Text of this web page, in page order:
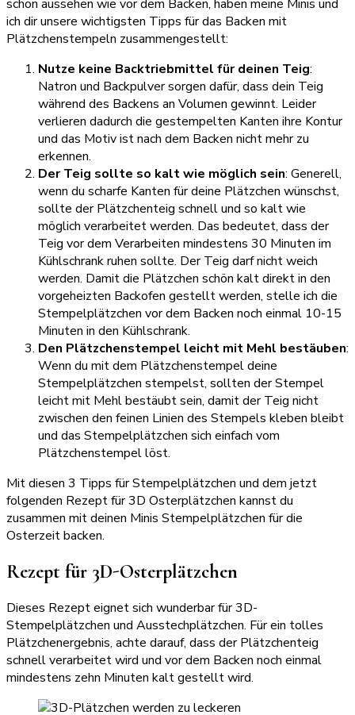
schön aussehen wie vor dem Backen, haben meine Minis und
ich dir unsere wichtigsten Tipps für das Backen mit
Plätzchenstempeln zusammengestellt:
Nutze keine Backtriebmittel für deinen Teig:
Natron und Backpulver sorgen dafür, dass dein Teig
während des Backens an Volumen gewinnt. Leider
verlieren dadurch die gestempelten Kanten ihre Kontur
und das Motiv ist nach dem Backen nicht mehr zu
erkennen.
Der Teig sollte so kalt wie möglich sein: Generell,
wenn du scharfe Kanten für deine Plätzchen wünschst,
sollte der Plätzchenteig schnell und so kalt wie
möglich verarbeitet werden. Das bedeutet, dass der
Teig vor dem Verarbeiten mindestens 30 Minuten im
Kühlschrank ruhen sollte. Der Teig darf nicht weich
werden. Damit die Plätzchen schön kalt direkt in den
vorgeheizten Backofen gestellt werden, stelle ich die
Stempelplätzchen vor dem Backen noch einmal 10-15
Minuten in den Kühlschrank.
Den Plätzchenstempel leicht mit Mehl bestäuben:
Wenn du mit dem Plätzchenstempel deine
Stempelplätzchen stempelst, sollten der Stempel
leicht mit Mehl bestäubt sein, damit der Teig nicht
zwischen den feinen Linien des Stempels kleben bleibt
und das Stempelplätzchen sich einfach vom
Plätzchenstempel löst.
Mit diesen 3 Tipps für Stempelplätzchen und dem jetzt
folgenden Rezept für 3D Osterplätzchen kannst du
zusammen mit deinen Minis Stempelplätzchen für die
Osterzeit backen.
Rezept für 3D-Osterplätzchen
Dieses Rezept eignet sich wunderbar für 3D-
Stempelplätzchen und Ausstechplätzchen. Für ein tolles
Plätzchenergebnis, achte darauf, dass der Plätzchenteig
schnell verarbeitet wird und vor dem Backen noch einmal
mindestens zehn Minuten kalt gestellt wird.